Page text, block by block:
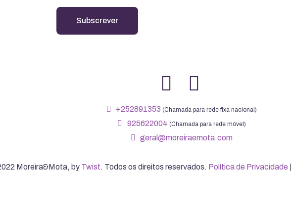
+252891353 (Chamada para rede fixa nacional)
925622004 (Chamada para rede móvel)
geral@moreiraemota.com
Moreira&Mota, by Twist. Todos os direitos reservados. Política de Privacidade